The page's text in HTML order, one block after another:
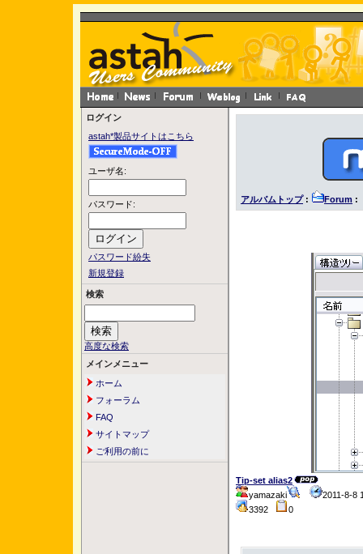
ログイン
astah*製品サイトはこちら
ユーザ名:
パスワード:
パスワード紛失
新規登録
検索
高度な検索
メインメニュー
ホーム
フォーラム
FAQ
サイトマップ
ご利用の前に
アルバムトップ: Forum :
Tip-set alias2
yamazaki
2011-8-
3392
0